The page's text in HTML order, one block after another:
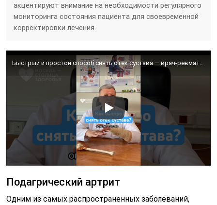
акцентируют внимание на необходимости регулярного
мониторинга состояния пациента для своевременной
корректировки лечения.
Подагрический артрит
Одним из самых распространенных заболеваний,